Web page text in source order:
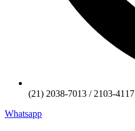
(21) 2038-7013 / 2103-4117
Whatsapp